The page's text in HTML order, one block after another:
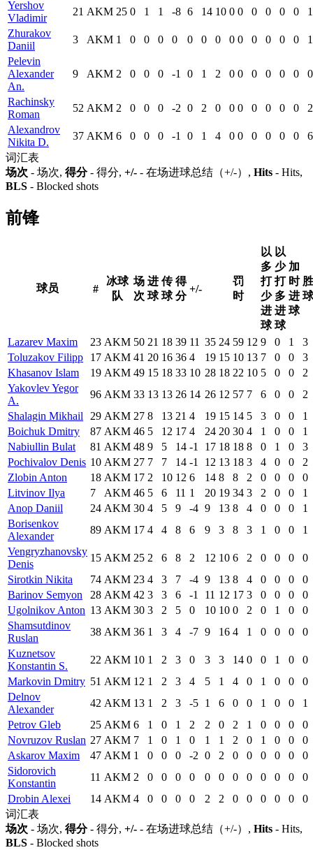
Yershov
Vladimir
21 AKM 25 0 1 1 -8 6 14 10 0 0 0 0 0 0
Zhurakov
Daniil
3 AKM 1 0 0 0 0 0 0 0 0 0 0 0 0 0
1
Pelevin
Alexander
An.
9 AKM 2 0 0 0 -1 0 1 2 0 0 0 0 0 0 0
Rachinsky
Roman
52 AKM 2 0 0 0 -2 0 2 0 0 0 0 0 0 0
2
Alexandrov
Nikita D.
37 AKM 6 0 0 0 -1 0 1 4 0 0 0 0 0 0
6
词汇表
场次 - 场次, 得分- 得分, +/- - 在场进球总结（+/-）, Hits - Hits,
BLS - Blocked shots
前锋
球员 #
冰球
队
场
次
进
球
传
球
得
分
+/-
罚
时
以
多
打
少
进
球
以
少
打
多
进
球
加
时
进
球
胜
球
Lazarev Maxim 23 AKM 50 21 18 39 11 35 24 59 12 9 0 1
3
Toluzakov Filipp
17 AKM 41 20 16 36 4 19 15 10 13 7 0 0
3
Khasanov Islam
19 AKM 49 15 18 33 10 28 18 22 10 5 0 0
2
Yakovlev Yegor
A.
96 AKM 33 13 13 26 14 26 12 57 7 6 0 0
2
Shalagin Mikhail
29 AKM 27 8 13 21 4 19 15 14 5 3 0 0
1
Boichuk Dmitry
87 AKM 46 5 12 17 4 24 20 30 4 1 0 0
1
Nabiullin Bulat
81 AKM 48 9 5 14 -1 17 18 18 8 0 1 0
3
Pochivalov Denis 10 AKM 27 7 7 14 -1 12 13 18 3 4 0 0
2
Zlobin Anton
18 AKM 17 2 10 12 6 14 8 8 2 0 0 0
0
Litvinov Ilya
7 AKM 46 5 6 11 1 20 19 34 3 2 0 0
1
Anop Daniil
24 AKM 30 4 5 9 -4 9 13 8 4 0 0 0
1
Borisenkov
Alexander
89 AKM 17 4 4 8 6 9 3 8 3 1 0 0
1
Vengryzhanovsky
Denis
15 AKM 25 2 6 8 2 12 10 6 2 0 0 0
0
Sirotkin Nikita
74 AKM 23 4 3 7 -4 9 13 8 4 0 0 0
0
Barinov Semyon
28 AKM 42 3 3 6 -1 11 12 17 3 0 0 0
0
Ugolnikov Anton 13 AKM 30 3 2 5 0 10 10 0 2 0 1 0
0
Shamsutdinov
Ruslan
38 AKM 36 1 3 4 -7 9 16 4 1 0 0 0
0
Kuznetsov
Konstantin S.
22 AKM 10 1 2 3 0 3 3 14 0 0 1 0
0
Markovin Dmitry 51 AKM 12 1 2 3 4 5 1 4 0 1 0 0
0
Delnov
Alexander
42 AKM 13 1 2 3 -5 1 6 0 0 1 0 0
1
Petrov Gleb
25 AKM 6 1 0 1 2 2 0 2 1 0 0 0
0
Novruzov Ruslan 27 AKM 7 1 0 1 0 1 1 2 0 1 0 0
0
Askarov Maxim
47 AKM 1 0 0 0 -2 0 2 0 0 0 0 0
0
Sidorovich
Konstantin
11 AKM 2 0 0 0 0 0 0 0 0 0 0 0
0
Drobin Alexei
14 AKM 4 0 0 0 0 2 2 0 0 0 0 0
0
词汇表
场次 - 场次, 得分- 得分, +/- - 在场进球总结（+/-）, Hits - Hits,
BLS - Blocked shots